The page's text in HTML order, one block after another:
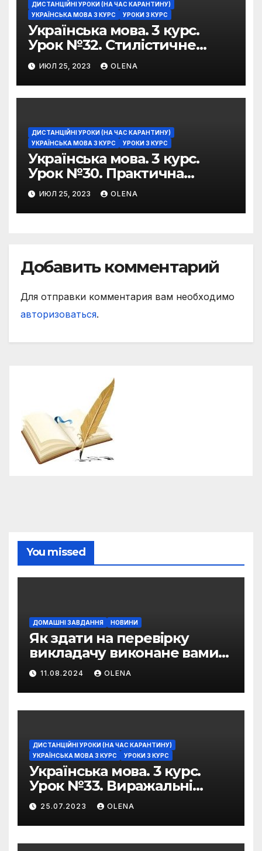
ДИСТАНЦІЙНІ УРОКИ (НА ЧАС КАРАНТИНУ)
УКРАЇНСЬКА МОВА 3 КУРС
УРОКИ 3 КУРС
Українська мова. 3 курс.
Урок №32. Стилістичне
забарвлення
фразеологізмів
ИЮЛ 25, 2023 OLENA
ДИСТАНЦІЙНІ УРОКИ (НА ЧАС КАРАНТИНУ)
УКРАЇНСЬКА МОВА 3 КУРС
УРОКИ 3 КУРС
Українська мова. 3 курс.
Урок №30. Практична
риторика. Оцінювальні
жанри. Характеристика
ИЮЛ 25, 2023 OLENA
Добавить комментарий
Для отправки комментария вам необходимо
авторизоваться.
You missed
ДОМАШНІ ЗАВДАННЯ НОВИНИ
Як здати на перевірку
викладачу виконане вами
домашнє завдання
11.08.2024 OLENA
ДИСТАНЦІЙНІ УРОКИ (НА ЧАС КАРАНТИНУ)
УКРАЇНСЬКА МОВА 3 КУРС
УРОКИ 3 КУРС
Українська мова. 3 курс.
Урок №33. Виражальні
можливості фразеологізмів
25.07.2023 OLENA